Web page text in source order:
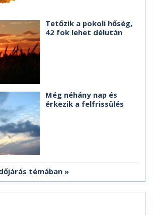
Tetőzik a pokoli hőség,
42 fok lehet délután
Még néhány nap és
érkezik a felfrissülés
témában